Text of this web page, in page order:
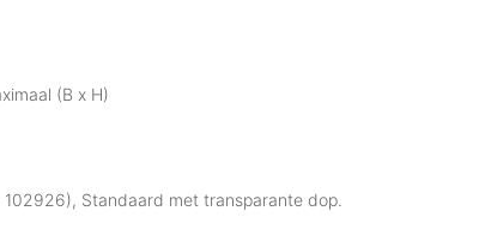
(B x H)
Standaard met transparante dop.